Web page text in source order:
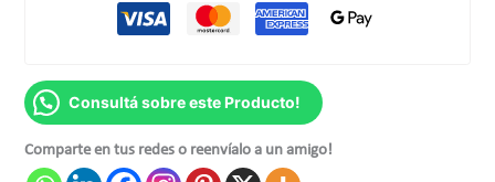
Consultá sobre este Producto!
Comparte en tus redes o reenvíalo a un amigo!